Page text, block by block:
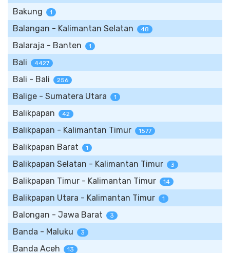
Bakung 1
Balangan - Kalimantan Selatan 48
Balaraja - Banten 1
Bali 4427
Bali - Bali 256
Balige - Sumatera Utara 1
Balikpapan 42
Balikpapan - Kalimantan Timur 1577
Balikpapan Barat 1
Balikpapan Selatan - Kalimantan Timur 3
Balikpapan Timur - Kalimantan Timur 14
Balikpapan Utara - Kalimantan Timur 1
Balongan - Jawa Barat 3
Banda - Maluku 3
Banda Aceh 13